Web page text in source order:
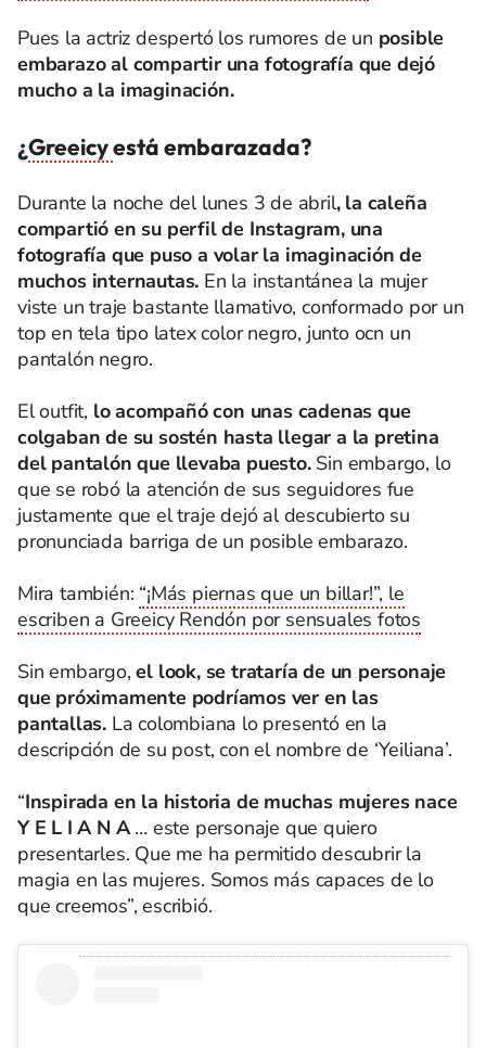
Pues la actriz despertó los rumores de un posible
embarazo al compartir una fotografía que dejó
mucho a la imaginación.
¿Greeicyestá embarazada?
Durante la noche del lunes 3 de abril, la caleña
compartió en su perfil de Instagram, una
fotografía que puso a volar la imaginación de
muchos internautas. En la instantánea la mujer
viste un traje bastante llamativo, conformado por un
top en tela tipo latex color negro, junto ocn un
pantalón negro.
El outfit, lo acompañó con unas cadenas que
colgaban de su sostén hasta llegar a la pretina
del pantalón que llevaba puesto.Sin embargo, lo
que se robó la atención de sus seguidores fue
justamente que el traje dejó al descubierto su
pronunciada barriga de un posible embarazo.
Mira también: “¡Más piernas que un billar!”, le
escriben a Greeicy Rendón por sensuales fotos
Sin embargo, el look, se trataría de un personaje
que próximamente podríamos ver en las
pantallas. La colombiana lo presentó en la
descripción de su post, con el nombre de ‘Yeiliana’.
“Inspirada en la historia de muchas mujeres nace
Y E L I A N A… este personaje que quiero
presentarles. Que me ha permitido descubrir la
magia en las mujeres. Somos más capaces de lo
que creemos”, escribió.